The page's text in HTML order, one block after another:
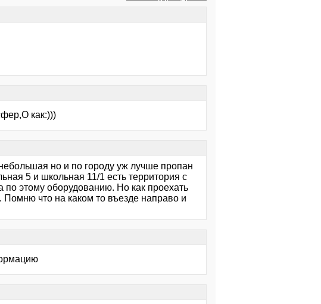
как:)))
но и по городу уж лучше пропан
5 и школьная 11/1 есть территория с
по этому оборудованию. Но как проехать
что на каком то въезде направо и